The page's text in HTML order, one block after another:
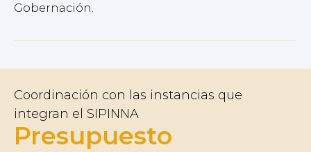
Gobernación.
Coordinación con las instancias que
integran el SIPINNA
Presupuesto